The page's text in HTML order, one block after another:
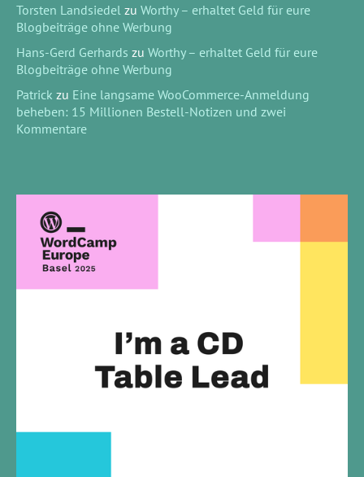
Torsten Landsiedel zu Worthy – erhaltet Geld für eure
Blogbeiträge ohne Werbung
Hans-Gerd Gerhards zu Worthy – erhaltet Geld für eure
Blogbeiträge ohne Werbung
Patrick zu Eine langsame WooCommerce-Anmeldung
beheben: 15 Millionen Bestell-Notizen und zwei
Kommentare